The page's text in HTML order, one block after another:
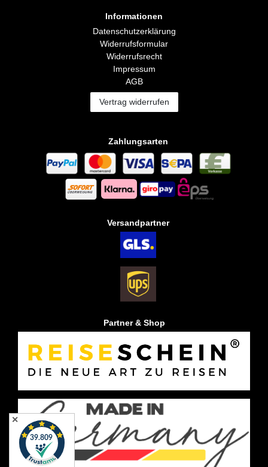
Informationen
Daten­schutz­erklärung
Widerrufs­formular
Widerrufs­recht
Impressum
AGB
Vertrag widerrufen
Zahlungsarten
Versandpartner
Partner & Shop
✕